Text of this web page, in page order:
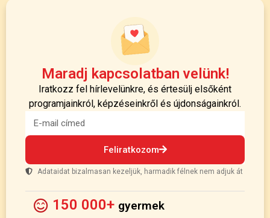
Maradj kapcsolatban velünk!
Iratkozz fel hírlevelünkre, és értesülj elsőként
programjainkról, képzéseinkről és újdonságainkról.
Feliratkozom
Adataidat bizalmasan kezeljük, harmadik félnek nem adjuk át
150 000+ gyermek